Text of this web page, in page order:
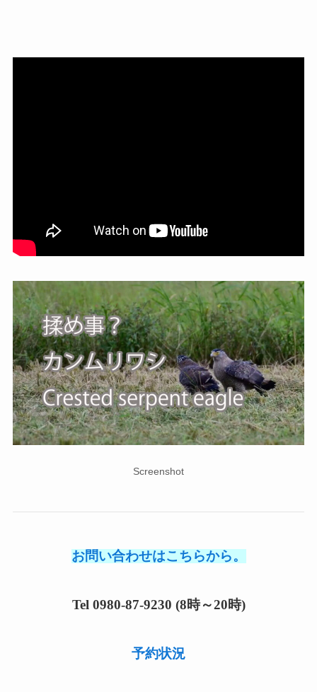
Screenshot
お問い合わせはこちらから。
Tel 0980-87-9230 (8時～20時)
予約状況